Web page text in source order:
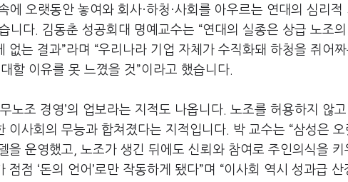
오랫동안 놓여와 회사·하청·사회를 아우르는 연대의 심리적
니다 김동춘 성공회대 명예교수는 “연대의 실종은 상급 노조
없는 결과”라며 “우리나라 기업 자체가 수직화돼 하청을 쥐어
할 이유를 못 느꼈을 것”이라고 했습니다
무노조 경영’의 업보라는 지적도 나옵니다 노조를 허용하지 않고
이사회의 무능과 합쳐졌다는 지적입니다
박 교수는 “삼성은 오
을 운영했고
노조가 생긴 뒤에도 신뢰와 참여로 주인의식을 키
점점 ‘돈의 언어 ’로만 작동하게 됐다”며 “이사회 역시 성과급 산